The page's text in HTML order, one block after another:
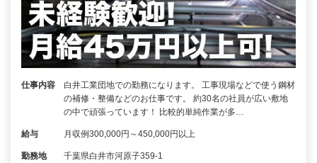
仕事内容
白井工業団地での勤務になります。 工事現場などで使う鋼材
の補修・整備などのお仕事です。 約30名の社員が広い敷地
の中で頑張っています！ 比較的単純作業が多…
給与 月収例300,000円～450,000円以上
勤務地 千葉県白井市河原子359-1